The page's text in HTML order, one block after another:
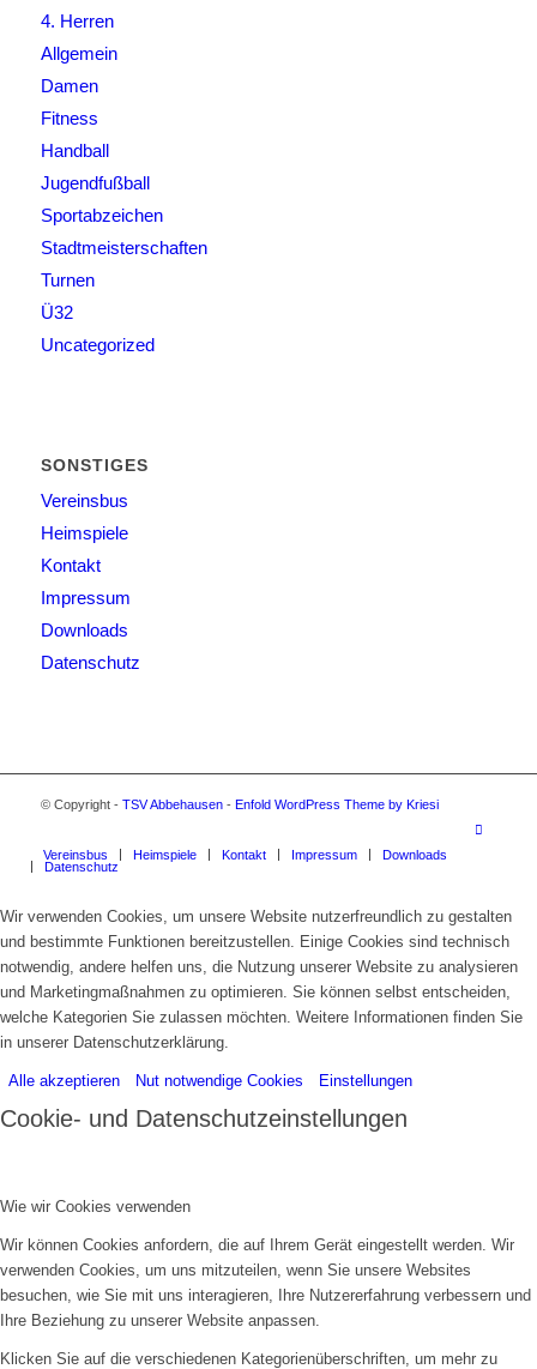
4. Herren
Allgemein
Damen
Fitness
Handball
Jugendfußball
Sportabzeichen
Stadtmeisterschaften
Turnen
Ü32
Uncategorized
SONSTIGES
Vereinsbus
Heimspiele
Kontakt
Impressum
Downloads
Datenschutz
© Copyright - TSV Abbehausen- Enfold WordPress Theme by Kriesi
Vereinsbus Heimspiele Kontakt Impressum
Downloads
Datenschutz
Wir verwenden Cookies, um unsere Website nutzerfreundlich zu gestalten
und bestimmte Funktionen bereitzustellen. Einige Cookies sind technisch
notwendig, andere helfen uns, die Nutzung unserer Website zu analysieren
und Marketingmaßnahmen zu optimieren. Sie können selbst entscheiden,
welche Kategorien Sie zulassen möchten. Weitere Informationen finden Sie
in unserer Datenschutzerklärung.
Alle akzeptieren Nut notwendige Cookies Einstellungen
Cookie- und Datenschutzeinstellungen
Wie wir Cookies verwenden
Wir können Cookies anfordern, die auf Ihrem Gerät eingestellt werden. Wir
verwenden Cookies, um uns mitzuteilen, wenn Sie unsere Websites
besuchen, wie Sie mit uns interagieren, Ihre Nutzererfahrung verbessern und
Ihre Beziehung zu unserer Website anpassen.
Klicken Sie auf die verschiedenen Kategorienüberschriften, um mehr zu